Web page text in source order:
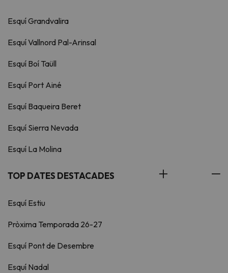
Esquí Grandvalira
Esquí Vallnord Pal-Arinsal
Esquí Boí Taüll
Esquí Port Ainé
Esquí Baqueira Beret
Esquí Sierra Nevada
Esquí La Molina
TOP DATES DESTACADES
Esquí Estiu
Pròxima Temporada 26-27
Esquí Pont de Desembre
Esquí Nadal